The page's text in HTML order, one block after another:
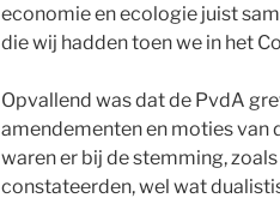
economie en ecologie juist
die wij hadden toen we in het
Opvallend was dat de PvdA
amendementen en moties van
waren er bij de stemming,
constateerden, wel wat